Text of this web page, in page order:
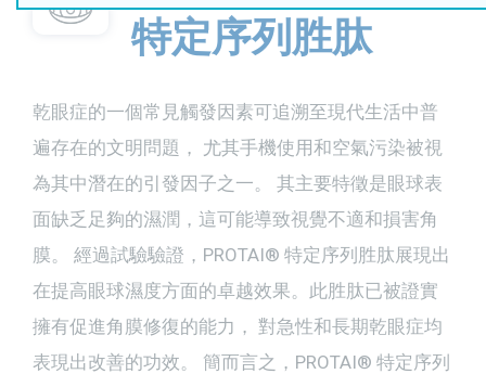
特定序列胜肽
乾眼症的一個常見觸發因素可追溯至現代生活中普
遍存在的文明問題， 尤其手機使用和空氣污染被視
為其中潛在的引發因子之一。 其主要特徵是眼球表
面缺乏足夠的濕潤，這可能導致視覺不適和損害角
膜。 經過試驗驗證，PROTAI︎® 特定序列胜肽展現出
在提高眼球濕度方面的卓越效果。此胜肽已被證實
擁有促進角膜修復的能力， 對急性和長期乾眼症均
表現出改善的功效。 簡而言之，PROTAI︎® 特定序列